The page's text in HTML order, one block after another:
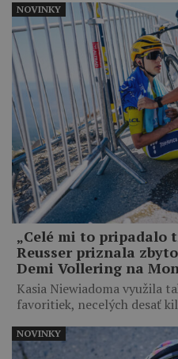
„Celé mi to pripadalo
Reusser priznala
Demi Vollering na
Kasia Niewiadoma využila
favoritiek, necelých desať
NOVINKY
NOVINKY